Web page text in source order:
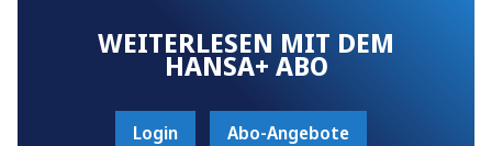
WEITERLESEN MIT DEM
HANSA+ ABO
Login Abo-Angebote